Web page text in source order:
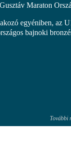
Maraton
egyéniben, az
bajnoki
További